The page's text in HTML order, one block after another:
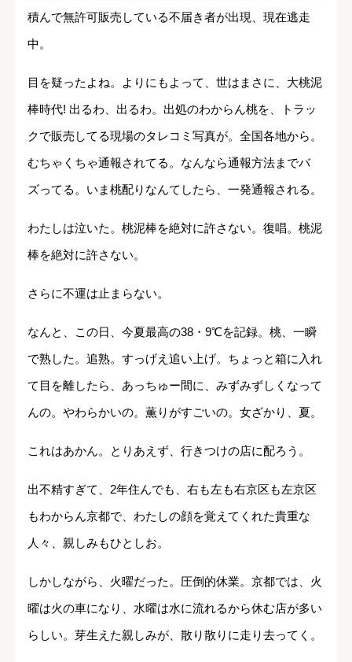
積んで無許可販売している不届き者が出現、現在逃走
中。
目を疑ったよね。よりにもよって、世はまさに、大桃泥
棒時代! 出るわ、出るわ。出処のわからん桃を、トラッ
クで販売してる現場のタレコミ写真が。全国各地から。
むちゃくちゃ通報されてる。なんなら通報方法までバ
ズってる。いま桃配りなんてしたら、一発通報される。
わたしは泣いた。桃泥棒を絶対に許さない。復唱。桃泥
棒を絶対に許さない。
さらに不運は止まらない。
なんと、この日、今夏最高の38・9℃を記録。桃、一瞬
で熟した。追熟。すっげえ追い上げ。ちょっと箱に入れ
て目を離したら、あっちゅー間に、みずみずしくなって
んの。やわらかいの。薫りがすごいの。女ざかり、夏。
これはあかん。とりあえず、行きつけの店に配ろう。
出不精すぎて、2年住んでも、右も左も右京区も左京区
もわからん京都で、わたしの顔を覚えてくれた貴重な
人々、親しみもひとしお。
しかしながら、火曜だった。圧倒的休業。京都では、火
曜は火の車になり、水曜は水に流れるから休む店が多い
らしい。芽生えた親しみが、散り散りに走り去ってく。